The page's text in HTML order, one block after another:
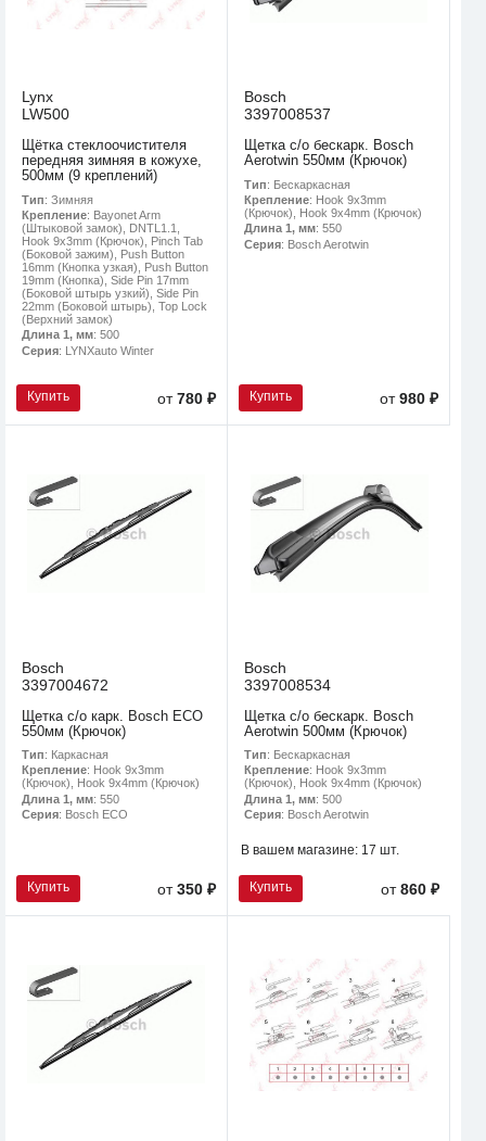
Lynx
LW500
Щётка стеклоочистителя
передняя зимняя в кожухе,
500мм (9 креплений)
Тип: Зимняя
Крепление: Bayonet Arm
(Штыковой замок), DNTL1.1,
Hook 9x3mm (Крючок), Pinch Tab
(Боковой зажим), Push Button
16mm (Кнопка узкая), Push Button
19mm (Кнопка), Side Pin 17mm
(Боковой штырь узкий), Side Pin
22mm (Боковой штырь), Top Lock
(Верхний замок)
Длина 1, мм: 500
Серия: LYNXauto Winter
Купить от780 ₽
Bosch
3397008537
Щетка с/о бескарк. Bosch
Aerotwin 550мм (Крючок)
Тип: Бескаркасная
Крепление: Hook 9x3mm
(Крючок), Hook 9x4mm (Крючок)
Длина 1, мм: 550
Серия: Bosch Aerotwin
Купить от980 ₽
Bosch
3397004672
Щетка с/о карк. Bosch ECO
550мм (Крючок)
Тип: Каркасная
Крепление: Hook 9x3mm
(Крючок), Hook 9x4mm (Крючок)
Длина 1, мм: 550
Серия: Bosch ECO
Купить от350 ₽
Bosch
3397008534
Щетка с/о бескарк. Bosch
Aerotwin 500мм (Крючок)
Тип: Бескаркасная
Крепление: Hook 9x3mm
(Крючок), Hook 9x4mm (Крючок)
Длина 1, мм: 500
Серия: Bosch Aerotwin
В вашем магазине: 17 шт.
Купить от860 ₽